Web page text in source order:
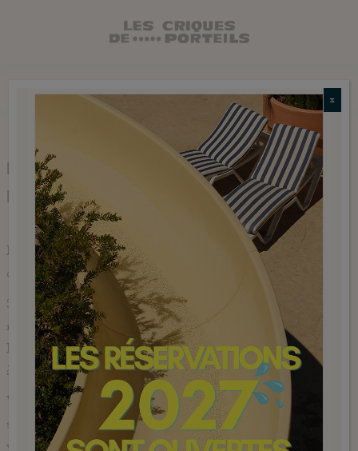
CRIQUES DE PORTEILS
ENVIE D’UN CAMPING 5 ÉTOILES EN
BORD DE MÉDITERRANÉE ?
La grande bleue à perte de vue, vous avez trouvé votre
coin de paradis.
Sous le soleil de la Méditerranée et à proximité de la
réserve naturelle marine de Cerbère Banyuls, le camping
Les Criques de Porteils ***** se dore au soleil, accroché
à la montagne et suspendu sur la Méditerranée.
Vous pouvez tenter le stand-up paddle si vous vous
sentez l’âme d’un surfer. Ou bien ouvrez vos chakras en
vous essayant au yoga. Vous pouvez aussi simplement
x